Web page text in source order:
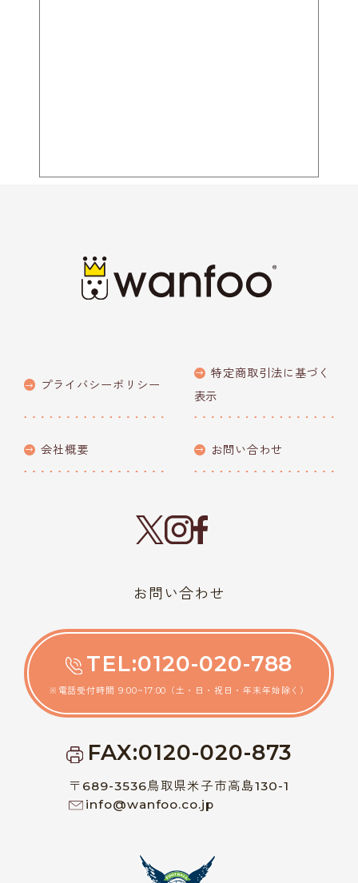
プライバシーポリシー
特定商取引法に基づく
表示
会社概要 お問い合わせ
お問い合わせ
TEL:0120-020-788
※電話受付時間 9:00~17:00（土・日・祝日・年末年始除く）
FAX:0120-020-873
〒689-3536鳥取県米子市高島130-1
info@wanfoo.co.jp